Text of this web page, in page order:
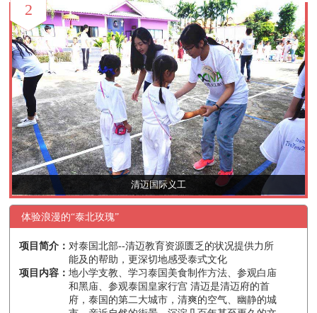
清迈国际义工
2
体验浪漫的“泰北玫瑰”
项目简介： 对泰国北部--清迈教育资源匮乏的状况提供力所
能及的帮助，更深切地感受泰式文化
项目内容： 地小学支教、学习泰国美食制作方法、参观白庙
和黑庙、参观泰国皇家行宫 清迈是清迈府的首
府，泰国的第二大城市，清爽的空气、幽静的城